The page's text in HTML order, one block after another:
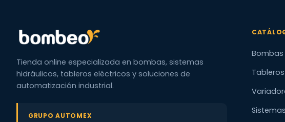
Tienda online especializada en bombas, sistemas
hidráulicos, tableros eléctricos y soluciones de
automatización industrial.
GRUPO AUTOMEX
Bombas
Tableros